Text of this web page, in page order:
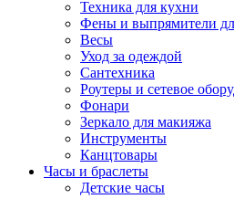
Техника для кухни
Фены и выпрямители
Весы
Уход за одеждой
Сантехника
Роутеры и сетевое
Фонари
Зеркало для макияжа
Инструменты
Канцтовары
Часы и браслеты
Детские часы